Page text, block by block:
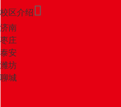
校区介绍
济南
枣庄
泰安
潍坊
聊城